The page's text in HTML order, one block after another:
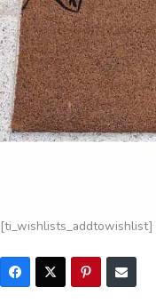
[ti_wishlists_addtowishlist]